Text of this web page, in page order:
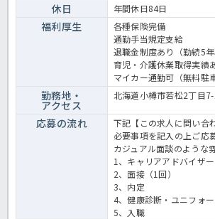
休日 年間休日84日
福利厚生
各種保険完備
通勤手当規定支給
退職金制度あり（勤続5年
育児・介護休業取得実績
マイカー通勤可（無料駐
勤務地・
アクセス
北海道小樽市若松2丁目
応募の流れ
下記【この求人に問い合
必要事項を記入の上ご応
カジュアル面談のような
1、キャリアアドバイザ
2、面接（1回）
3、内定
4、健康診断・ユニフォ
5、入職